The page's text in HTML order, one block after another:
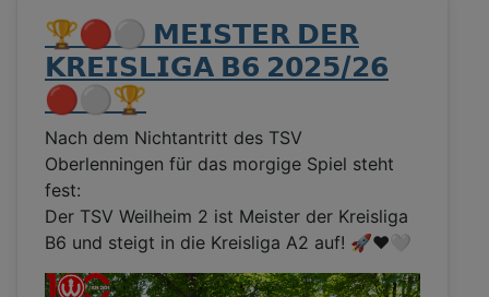
🏆🔴⚪️ 𝗠𝗘𝗜𝗦𝗧𝗘𝗥 𝗗𝗘𝗥
𝗞𝗥𝗘𝗜𝗦𝗟𝗜𝗚𝗔 𝗕𝟲 𝟮𝟬𝟮𝟱/𝟮𝟲
🔴⚪️🏆
Nach dem Nichtantritt des TSV
Oberlenningen für das morgige Spiel steht
fest:
Der TSV Weilheim 2 ist Meister der Kreisliga
B6 und steigt in die Kreisliga A2 auf! 🚀❤️🤍